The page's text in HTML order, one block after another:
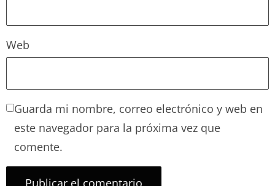
Web
Guarda mi nombre, correo electrónico y web en
este navegador para la próxima vez que
comente.